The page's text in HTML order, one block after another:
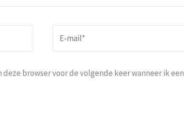
mail*
deze browser voor de volgende keer wanneer ik